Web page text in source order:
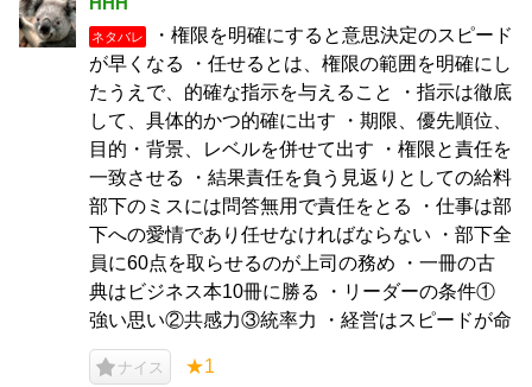
ネタバレ
・権限を明確にすると意思決定のスピード
が早くなる ・任せるとは、権限の範囲を明確にし
たうえで、的確な指示を与えること ・指示は徹底
して、具体的かつ的確に出す ・期限、優先順位、
目的・背景、レベルを併せて出す ・権限と責任を
一致させる ・結果責任を負う見返りとしての給料
部下のミスには問答無用で責任をとる ・仕事は部
下への愛情であり任せなければならない ・部下全
員に60点を取らせるのが上司の務め ・一冊の古
典はビジネス本10冊に勝る ・リーダーの条件①
強い思い②共感力③統率力 ・経営はスピードが命
ナイス ★1